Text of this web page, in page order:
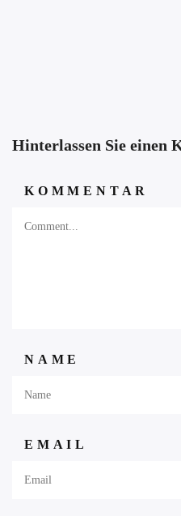
Hinterlassen Sie einen
KOMMENTAR
NAME
EMAIL